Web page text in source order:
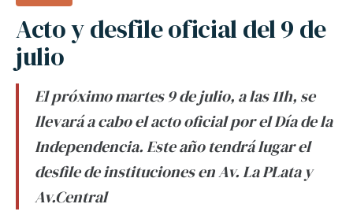
Acto y desfile oficial del 9 de
julio
El próximo martes 9 de julio, a las 11h, se
llevará a cabo el acto oficial por el Día de la
Independencia. Este año tendrá lugar el
desfile de instituciones en Av. La PLata y
Av.Central